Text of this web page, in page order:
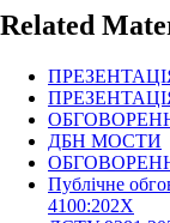
Related
ДБН МОСТИ
Публічне
4100:202Х